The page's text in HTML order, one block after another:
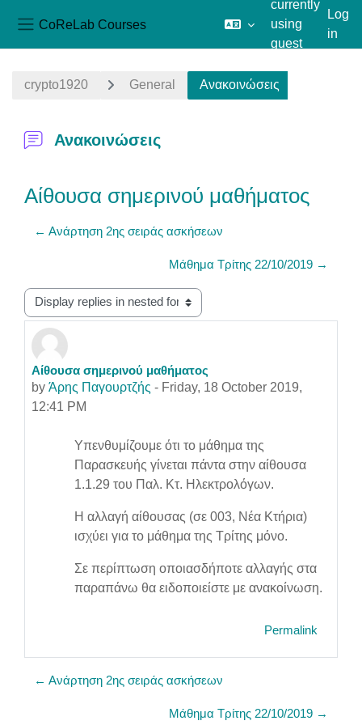
CoReLab Courses
currently
using
guest
Log
in
crypto1920 General Ανακοινώσεις
Ανακοινώσεις
Αίθουσα σημερινού μαθήματος
← Ανάρτηση 2ης σειράς ασκήσεων
Μάθημα Τρίτης 22/10/2019 →
Display mode
Αίθουσα σημερινού μαθήματος
by Άρης Παγουρτζής - Friday, 18 October 2019,
12:41 PM
Number of replies: 0
Υπενθυμίζουμε ότι το μάθημα της
Παρασκευής γίνεται πάντα στην αίθουσα
1.1.29 του Παλ. Κτ. Ηλεκτρολόγων.
Η αλλαγή αίθουσας (σε 003, Νέα Κτήρια)
ισχύει για το μάθημα της Τρίτης μόνο.
Σε περίπτωση οποιασδήποτε αλλαγής στα
παραπάνω θα ειδοποιείστε με ανακοίνωση.
Permalink
← Ανάρτηση 2ης σειράς ασκήσεων
Μάθημα Τρίτης 22/10/2019 →